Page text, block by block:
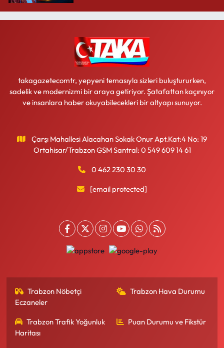
takagazetecomtr, yepyeni temasıyla sizleri buluştururken,
sadelik ve modernizmi bir araya getiriyor. Şatafattan kaçınıyor
ve insanlara haber okuyabilecekleri bir altyapı sunuyor.
Çarşı Mahallesi Alacahan Sokak Onur Apt.Kat:4 No: 19
Ortahisar/Trabzon GSM Santral: 0 549 609 14 61
0 462 230 30 30
[email protected]
Trabzon Nöbetçi
Eczaneler
Trabzon Hava Durumu
Trabzon Trafik Yoğunluk
Haritası
Puan Durumu ve Fikstür